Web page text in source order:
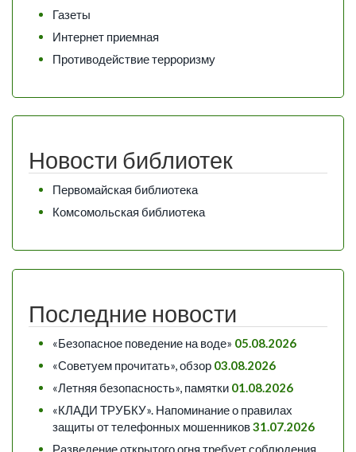
Газеты
Интернет приемная
Противодействие терроризму
Новости библиотек
Первомайская библиотека
Комсомольская библиотека
Последние новости
«Безопасное поведение на воде» 05.08.2026
«Советуем прочитать», обзор 03.08.2026
«Летняя безопасность», памятки 01.08.2026
«КЛАДИ ТРУБКУ». Напоминание о правилах
защиты от телефонных мошенников31.07.2026
Разведение открытого огня требует соблюдения